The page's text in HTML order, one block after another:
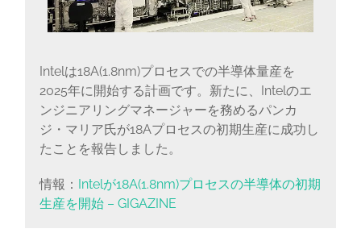
Intelは18A(1.8nm)プロセスでの半導体量産を
2025年に開始する計画です。新たに、Intelのエ
ンジニアリングマネージャーを務めるパンカ
ジ・マリア氏が18Aプロセスの初期生産に成功し
たことを報告しました。
情報：
Intelが18A(1.8nm)プロセスの半導体の初期
生産を開始 – GIGAZINE